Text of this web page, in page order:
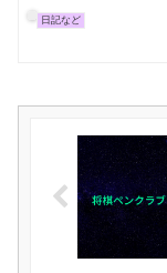
日記など